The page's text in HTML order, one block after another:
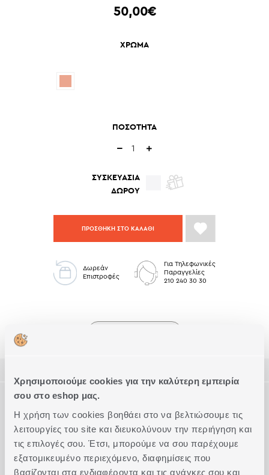
Χρησιμοποιούμε cookies για την καλύτερη εμπειρία
σου στο eshop μας.
Η χρήση των cookies βοηθάει στο να βελτιώσουμε τις
λειτουργίες του site και διευκολύνουν την περιήγηση και
τις επιλογές σου. Έτσι, μπορούμε να σου παρέχουμε
εξατομικευμένο περιεχόμενο, διαφημίσεις που
βασίζονται στα ενδιαφέροντα και τις ανάγκες σου και
50,00€
ΧΡΩΜΑ
ΠΟΣΟΤΗΤΑ
ΣΥΣΚΕΥΑΣΙΑ
ΔΩΡΟΥ
ΠΡΟΣΘΗΚΗ ΣΤΟ ΚΑΛΑΘΙ
Δωρεάν
Επιστροφές
Για Τηλεφωνικές
Παραγγελίες
210 240 30 30
Ιδιαίτερα απαλά και με δροσερή υφή σεντόνια από την
premium collection, κατασκευασμένα από 100% πενιέ
βαμβακοσατέν, 210 κλωστών.
Το σετ περιλαμβάνει ένα πανωσέντονο και ένα κατωσέντονο
διάστασης 240x270cm και δύο μαξιλαροθήκες 52x72cm.
Συνδυάζεται με ιδίου σχεδίου σετ παπλωματοθήκη και
κουβερλί.
ΤΕΧΝΙΚΑ ΧΑΡΑΚΤΗΡΙΣΤΙΚΑ
Διάσταση Υπέρδιπλα
Ποιότητα Βαμβακοσατέν (210 Κλωστές)
Ακριβείς διαστάσεις 2X(240Χ270)-2Χ(52Χ72)
Συμπληρώστε το Look